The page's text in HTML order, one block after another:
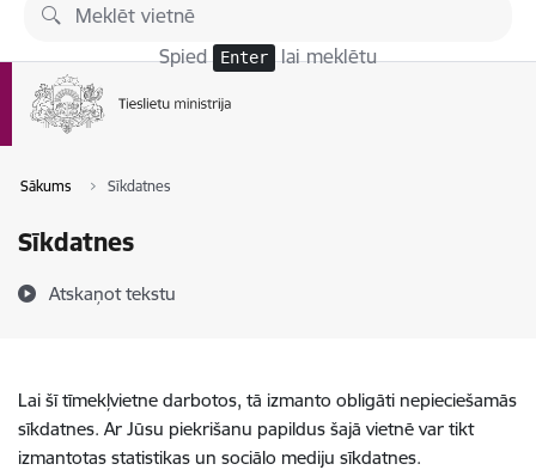
Pāriet uz lapas saturu
Spied Enter lai meklētu
Sākums Sīkdatnes
Sīkdatnes
Atskaņot tekstu
Lai šī tīmekļvietne darbotos, tā izmanto obligāti nepieciešamās
sīkdatnes. Ar Jūsu piekrišanu papildus šajā vietnē var tikt
izmantotas statistikas un sociālo mediju sīkdatnes.